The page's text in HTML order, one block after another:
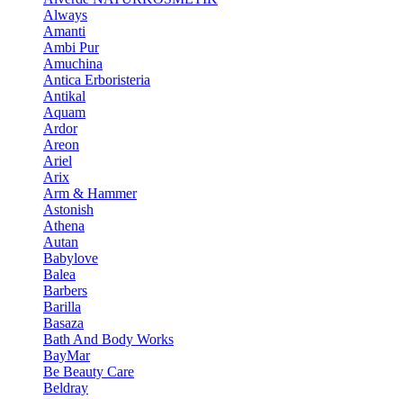
Always
Amanti
Ambi Pur
Amuchina
Antica Erboristeria
Antikal
Aquam
Ardor
Areon
Ariel
Arix
Arm & Hammer
Astonish
Athena
Autan
Babylove
Balea
Barbers
Barilla
Basaza
Bath And Body Works
BayMar
Be Beauty Care
Beldray